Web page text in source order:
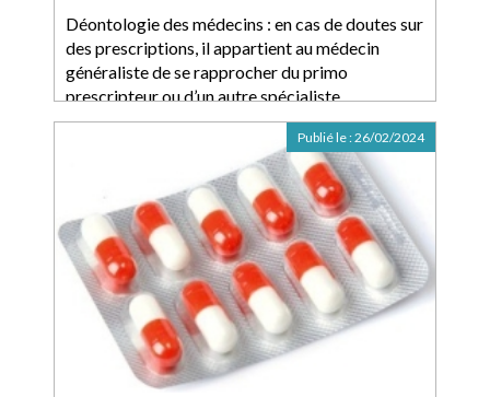
Déontologie des médecins : en cas de doutes sur
des prescriptions, il appartient au médecin
généraliste de se rapprocher du primo
prescripteur ou d’un autre spécialiste
Publié le :26/02/2024